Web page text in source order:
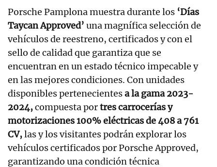
Porsche Pamplona muestra durante los ‘Días
Taycan Approved’ una magnífica selección de
vehículos de reestreno, certificados y con el
sello de calidad que garantiza que se
encuentran en un estado técnico impecable y
en las mejores condiciones. Con unidades
disponibles pertenecientesa la gama 2023-
2024,compuesta portres carrocerías y
motorizaciones 100% eléctricas de 408 a 761
CV,las y los visitantes podrán explorar los
vehículos certificados por Porsche Approved,
garantizando una condición técnica